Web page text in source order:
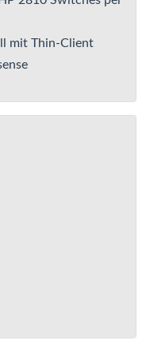
mit Thin-Client